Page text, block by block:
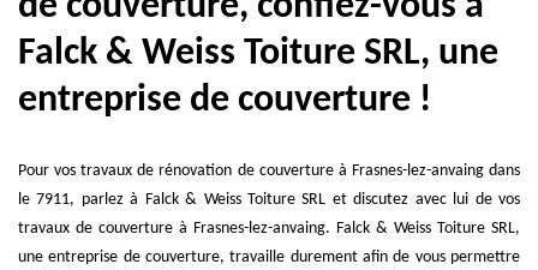
Falck & Weiss Toiture SRL, une
entreprise de couverture !
Pour vos travaux de rénovation de couverture à Frasnes-lez-anvaing dans
le 7911, parlez à Falck & Weiss Toiture SRL et discutez avec lui de vos
travaux de couverture à Frasnes-lez-anvaing. Falck & Weiss Toiture SRL,
une entreprise de couverture, travaille durement afin de vous permettre